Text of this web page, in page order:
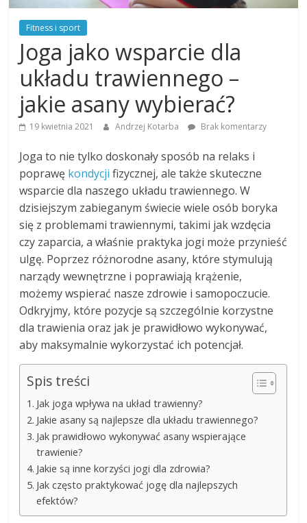
Fitness i sport
Joga jako wsparcie dla
układu trawiennego –
jakie asany wybierać?
19 kwietnia 2021 Andrzej Kotarba Brak komentarzy
Joga to nie tylko doskonały sposób na relaks i
poprawę kondycji fizycznej, ale także skuteczne
wsparcie dla naszego układu trawiennego. W
dzisiejszym zabieganym świecie wiele osób boryka
się z problemami trawiennymi, takimi jak wzdęcia
czy zaparcia, a właśnie praktyka jogi może przynieść
ulgę. Poprzez różnorodne asany, które stymulują
narządy wewnętrzne i poprawiają krążenie,
możemy wspierać nasze zdrowie i samopoczucie.
Odkryjmy, które pozycje są szczególnie korzystne
dla trawienia oraz jak je prawidłowo wykonywać,
aby maksymalnie wykorzystać ich potencjał.
Spis treści
Jak joga wpływa na układ trawienny?
Jakie asany są najlepsze dla układu trawiennego?
Jak prawidłowo wykonywać asany wspierające
trawienie?
Jakie są inne korzyści jogi dla zdrowia?
Jak często praktykować jogę dla najlepszych
efektów?